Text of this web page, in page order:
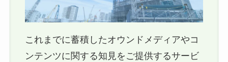
これまでに蓄積したオウンドメディアやコ
ンテンツに関する知見をご提供するサービ